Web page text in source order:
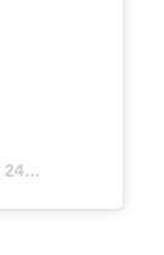
24 Oct. 2020 à 9 :03 PDT